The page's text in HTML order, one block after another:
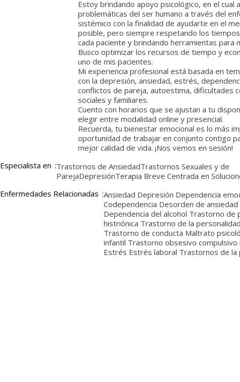
Estoy brindando apoyo psicológico, en el cual
problemáticas del ser humano a través del
sistémico con la finalidad de ayudarte en el
posible, pero siempre respetando los
cada paciente y brindando herramientas para
Busco optimizar los recursos de tiempo y
uno de mis pacientes.
Mi experiencia profesional está basada en
con la depresión, ansiedad, estrés,
conflictos de pareja, autoestima, dificultades
sociales y familiares.
Cuento con horarios que se ajustan a tu
elegir entre modalidad online y presencial.
Recuerda, tu bienestar emocional es lo más
oportunidad de trabajar en conjunto contigo
mejor calidad de vida. ¡Nos vemos en sesión!
Especialista en Trastornos de AnsiedadTrastornos Sexuales y de
ParejaDepresiónTerapia Breve Centrada en
Enfermedades Relacionadas Ansiedad Depresión Dependencia
Codependencia Desorden de
Dependencia del alcohol Trastorno de
histriónica Trastorno de la
Trastorno de conducta Maltrato
infantil Trastorno obsesivo compulsivo
Estrés Estrés laboral Trastornos de la